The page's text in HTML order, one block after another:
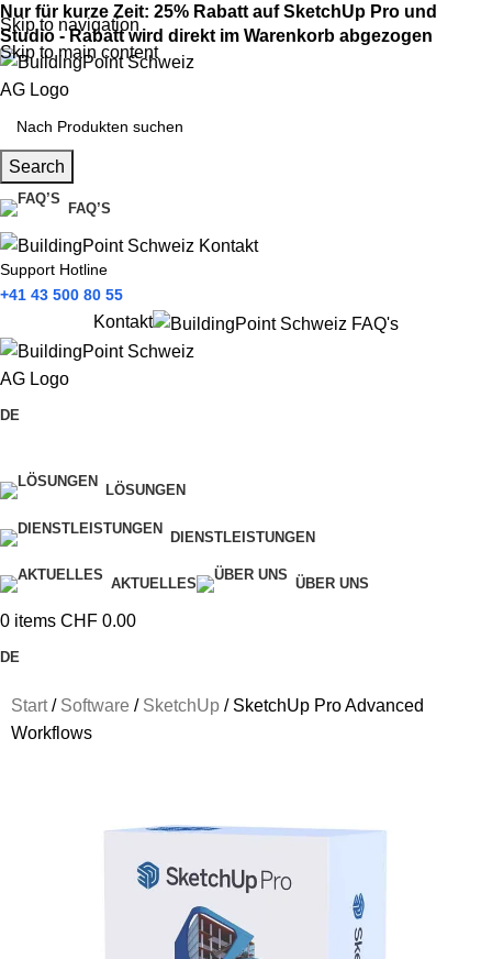
Skip to navigation
Skip to main content
Nur für kurze Zeit: 25% Rabatt auf SketchUp Pro und
Studio - Rabatt wird direkt im Warenkorb abgezogen
Search
FAQ’S
Support Hotline
+41 43 500 80 55
Kontakt
DE
LÖSUNGEN
DIENSTLEISTUNGEN
AKTUELLES ÜBER UNS
0 items CHF 0.00
DE
Start Software SketchUp
SketchUp Pro Advanced
Workflows